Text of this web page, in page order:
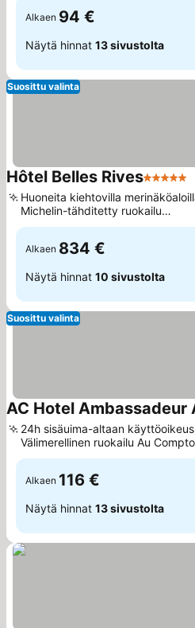
Alkaen 94 €
Näytä hinnat 13 sivustolta
Suosittu valinta
Hôtel Belles Rives5
Huoneita kiehtovilla
Michelin-tähditetty ruokailu
panoraamanäkymillä
Alkaen 834 €
Näytä hinnat 10 sivustolta
Suosittu valinta
AC Hotel Ambassadeur
24h sisäuima-altaan
Välimerellinen ruokailu Au
-ravintolassa
Alkaen 116 €
Näytä hinnat 13 sivustolta